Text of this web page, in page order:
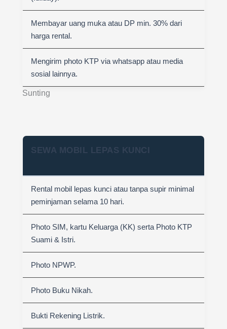
Sunting
Membayar uang muka atau DP min. 30% dari
harga rental.
Mengirim photo KTP via whatsapp atau media
sosial lainnya.
SEWA MOBIL LEPAS KUNCI
Rental mobil lepas kunci atau tanpa supir minimal
peminjaman selama 10 hari.
Photo SIM, kartu Keluarga (KK) serta Photo KTP
Suami & Istri.
Photo NPWP.
Photo Buku Nikah.
Bukti Rekening Listrik.